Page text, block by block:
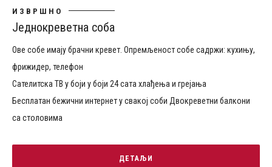
ИЗВРШНО
Једнокреветна соба
Ове собе имају брачни кревет. Опремљеност собе садржи: кухињу,
фрижидер, телефон
Сателитска ТВ у боји у боји 24 сата хлађења и грејања
Бесплатан бежични интернет у свакој соби Двокреветни балкони
са столовима
ДЕТАЉИ